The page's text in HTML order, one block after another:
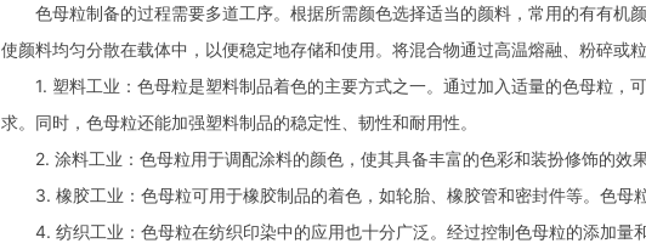
色母粒制备的过程需要多道工序。根据所需颜色选择适当的颜料，常用的有有机
使颜料均匀分散在载体中，以便稳定地存储和使用。将混合物通过高温熔融、粉碎或
1. 塑料工业：色母粒是塑料制品着色的主要方式之一。通过加入适量的色母粒，
求。同时，色母粒还能加强塑料制品的稳定性、韧性和耐用性。
2. 涂料工业：色母粒用于调配涂料的颜色，使其具备丰富的色彩和装扮修饰的效
3. 橡胶工业：色母粒可用于橡胶制品的着色，如轮胎、橡胶管和密封件等。色母
4. 纺织工业：色母粒在纺织印染中的应用也十分广泛。经过控制色母粒的添加量